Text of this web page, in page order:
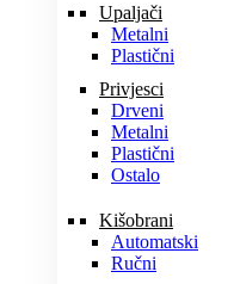
Upaljači
Metalni
Plastični
Privjesci
Drveni
Metalni
Plastični
Ostalo
Kišobrani
Automatski
Ručni